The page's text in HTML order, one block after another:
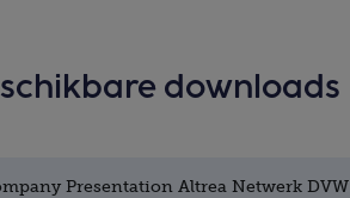
downloads
Presentation Altrea Netwerk DVW